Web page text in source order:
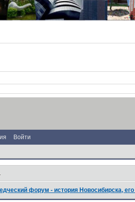
Войти
форум - история Новосибирска,